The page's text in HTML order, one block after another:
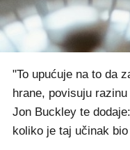
"To upućuje na to da
hrane, povisuju
Jon Buckley te
koliko je taj učinak